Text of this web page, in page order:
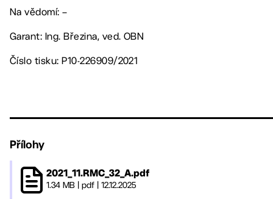
Na vědomí: –
Garant: Ing. Březina, ved. OBN
Číslo tisku: P10-226909/2021
Přílohy
2021_11.RMC_32_A.pdf
1.34 MB pdf 12.12.2025